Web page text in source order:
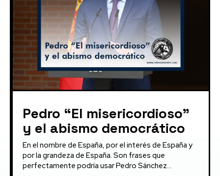
Pedro “El misericordioso”
y el abismo democrático
En el nombre de España, por el interés de España y
por la grandeza de España. Son frases que
perfectamente podría usar Pedro Sánchez...